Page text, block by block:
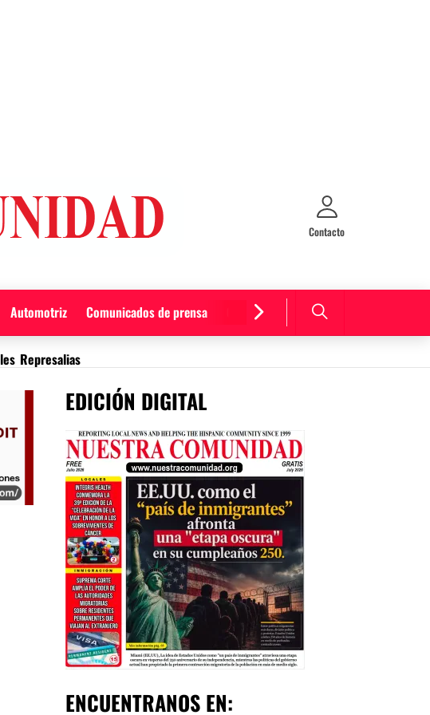
Contacto
Automotriz Comunicados de prensa Cultura y entretenimiento
Represalias
EDICIÓN DIGITAL
ENCUENTRANOS EN: